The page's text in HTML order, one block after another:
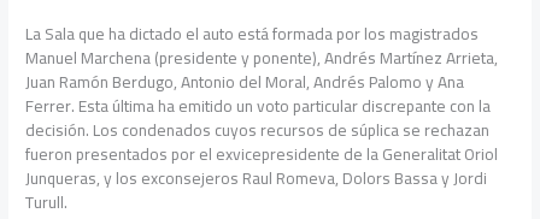
La Sala que ha dictado el auto está formada por los magistrados
Manuel Marchena (presidente y ponente), Andrés Martínez Arrieta,
Juan Ramón Berdugo, Antonio del Moral, Andrés Palomo y Ana
Ferrer. Esta última ha emitido un voto particular discrepante con la
decisión. Los condenados cuyos recursos de súplica se rechazan
fueron presentados por el exvicepresidente de la Generalitat Oriol
Junqueras, y los exconsejeros Raul Romeva, Dolors Bassa y Jordi
Turull.